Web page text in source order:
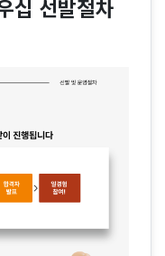
십 선발절차